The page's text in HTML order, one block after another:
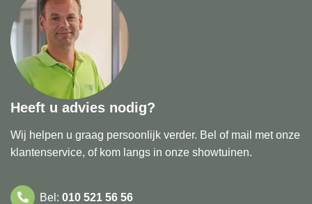
Heeft u advies nodig?
Wij helpen u graag persoonlijk verder. Bel of mail met onze
klantenservice, of kom langs in onze showtuinen.
Bel: 010 521 56 56